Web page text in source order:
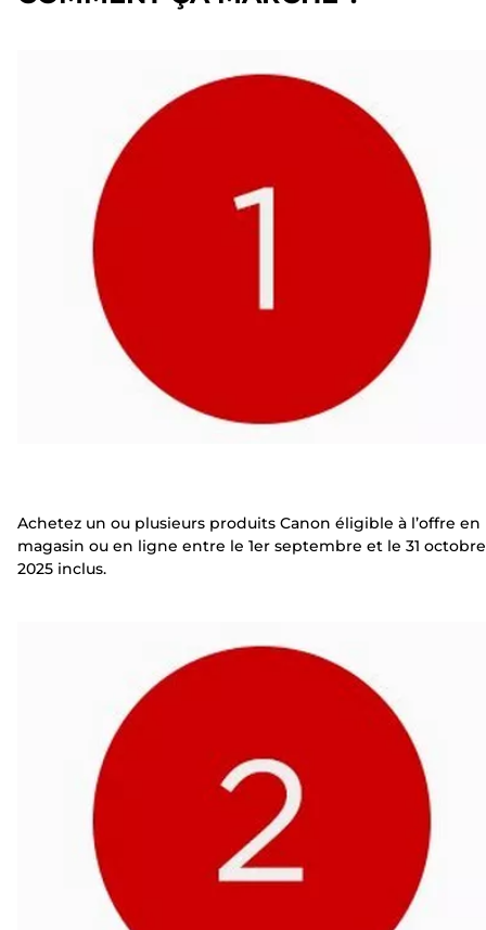
Achetez un ou plusieurs produits Canon éligible à l’offre en
magasin ou en ligne entre le 1er septembre et le 31 octobre
2025 inclus.